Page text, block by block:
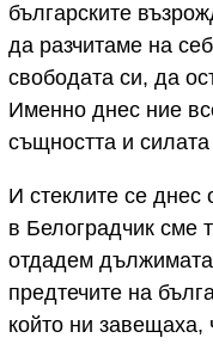
българските
да разчитаме на
свободата си, да
Именно днес ние
същността и
И стеклите се днес
в Белоградчик сме
отдадем
предтечите на
който ни завещаха,